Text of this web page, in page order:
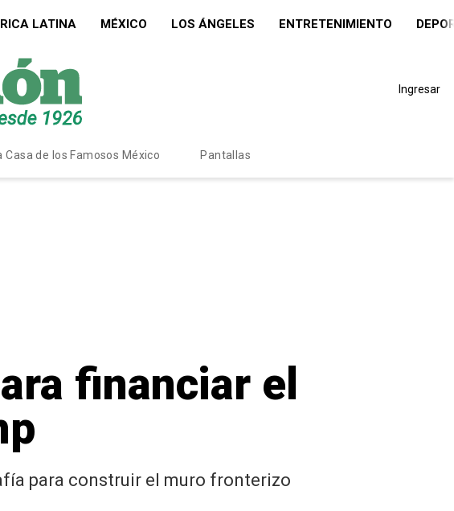
LATINA MÉXICO LOS ÁNGELES ENTRETENIMIENTO
Ingresar
Casa de los Famosos México Pantallas
financiar el
para construir el muro fronterizo